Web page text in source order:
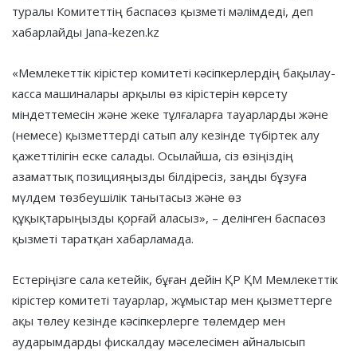
туралы Комитеттің баспасөз қызметі мәлімдеді, деп
хабарлайды Jana-kezen.kz
«Мемлекеттік кірістер комитеті кәсіпкерлердің бақылау-
касса машиналары арқылы өз кірістерін көрсету
міндеттемесін және жеке тұлғаларға тауарларды және
(немесе) қызметтерді сатып алу кезінде түбіртек алу
қажеттілігін еске салады. Осылайша, сіз өзіңіздің
азаматтық позицияңызды білдіресіз, заңды бұзуға
мүлдем төзбеушілік танытасыз және өз
құқықтарыңызды қорғай аласыз», – делінген баспасөз
қызметі таратқан хабарламада.
Естеріңізге сала кетейік, бұған дейін ҚР ҚМ Мемлекеттік
кірістер комитеті тауарлар, жұмыстар мен қызметтерге
ақы төлеу кезінде кәсіпкерлерге төлемдер мен
аударымдарды фискалдау мәселесімен айналысып